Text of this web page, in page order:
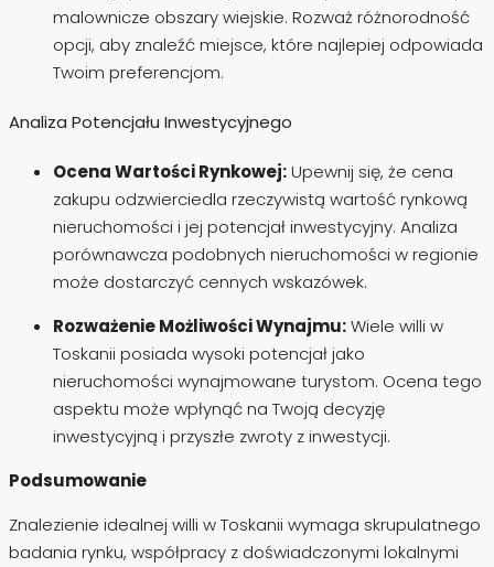
malownicze obszary wiejskie. Rozważ różnorodność
opcji, aby znaleźć miejsce, które najlepiej odpowiada
Twoim preferencjom.
Analiza Potencjału Inwestycyjnego
Ocena Wartości Rynkowej:Upewnij się, że cena
zakupu odzwierciedla rzeczywistą wartość rynkową
nieruchomości i jej potencjał inwestycyjny. Analiza
porównawcza podobnych nieruchomości w regionie
może dostarczyć cennych wskazówek.
Rozważenie Możliwości Wynajmu:Wiele willi w
Toskanii posiada wysoki potencjał jako
nieruchomości wynajmowane turystom. Ocena tego
aspektu może wpłynąć na Twoją decyzję
inwestycyjną i przyszłe zwroty z inwestycji.
Podsumowanie
Znalezienie idealnej willi w Toskanii wymaga skrupulatnego
badania rynku, współpracy z doświadczonymi lokalnymi